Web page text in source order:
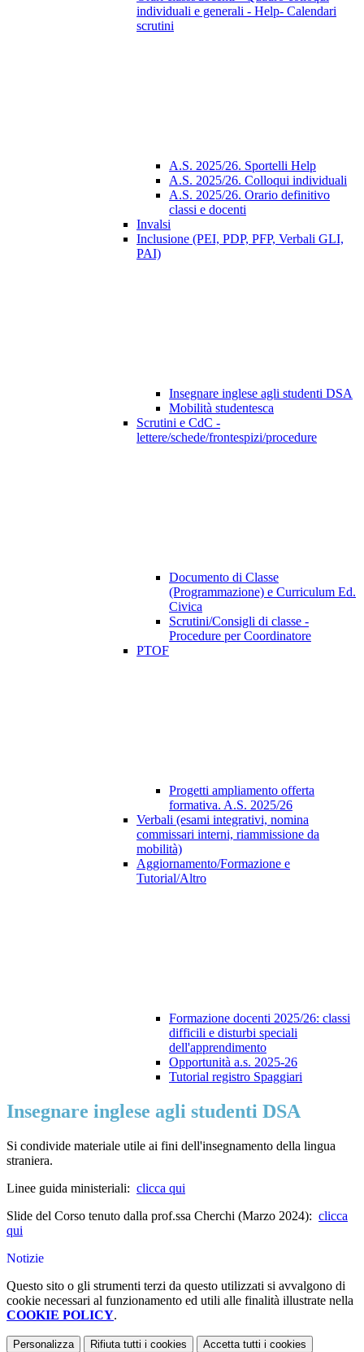
individuali e generali - Help- Calendari
scrutini
A.S. 2025/26. Sportelli Help
A.S. 2025/26. Colloqui individuali
A.S. 2025/26. Orario definitivo
classi e docenti
Invalsi
Inclusione (PEI, PDP, PFP, Verbali GLI,
PAI)
Insegnare inglese agli studenti DSA
Mobilità studentesca
Scrutini e CdC -
lettere/schede/frontespizi/procedure
Documento di Classe
(Programmazione) e Curriculum Ed.
Civica
Scrutini/Consigli di classe -
Procedure per Coordinatore
PTOF
Progetti ampliamento offerta
formativa. A.S. 2025/26
Verbali (esami integrativi, nomina
commissari interni, riammissione da
mobilità)
Aggiornamento/Formazione e
Tutorial/Altro
Formazione docenti 2025/26: classi
difficili e disturbi speciali
dell'apprendimento
Opportunità a.s. 2025-26
Tutorial registro Spaggiari
Insegnare inglese agli studenti DSA
Si condivide materiale utile ai fini dell'insegnamento della lingua
straniera.
Linee guida ministeriali: clicca qui
Slide del Corso tenuto dalla prof.ssa Cherchi (Marzo 2024): clicca
qui
Notizie
Questo sito o gli strumenti terzi da questo utilizzati si avvalgono di
cookie necessari al funzionamento ed utili alle finalità illustrate nella
COOKIE POLICY.
Personalizza Rifiuta tutti i cookies Accetta tutti i cookies